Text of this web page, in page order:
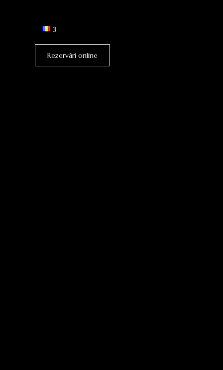
Rezervări online